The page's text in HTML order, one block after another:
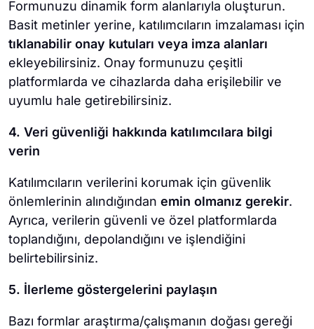
Formunuzu dinamik form alanlarıyla oluşturun.
Basit metinler yerine, katılımcıların imzalaması için
tıklanabilir onay kutuları veya imza alanları
ekleyebilirsiniz. Onay formunuzu çeşitli
platformlarda ve cihazlarda daha erişilebilir ve
uyumlu hale getirebilirsiniz.
4. Veri güvenliği hakkında katılımcılara bilgi
verin
Katılımcıların verilerini korumak için güvenlik
önlemlerinin alındığından emin olmanız gerekir.
Ayrıca, verilerin güvenli ve özel platformlarda
toplandığını, depolandığını ve işlendiğini
belirtebilirsiniz.
5. İlerleme göstergelerini paylaşın
Bazı formlar araştırma/çalışmanın doğası gereği